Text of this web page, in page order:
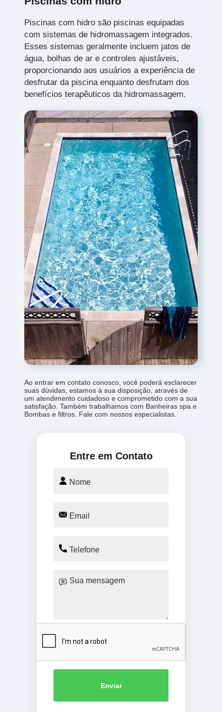
Piscinas com hidro são piscinas equipadas
com sistemas de hidromassagem integrados.
Esses sistemas geralmente incluem jatos de
água, bolhas de ar e controles ajustáveis,
proporcionando aos usuários a experiência de
desfrutar da piscina enquanto desfrutam dos
benefícios terapêuticos da hidromassagem.
Ao entrar em contato conosco, você poderá esclarecer
suas dúvidas, estamos à sua disposição, através de
um atendimento cuidadoso e comprometido com a sua
satisfação. Também trabalhamos com Banheiras spa e
Bombas e filtros. Fale com nossos especialistas.
Entre em Contato
Enviar